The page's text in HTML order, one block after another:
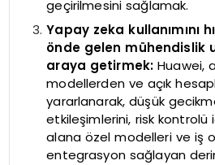
geçirilmesini sağlamak.
Yapay zeka kullanımını
önde gelen mühendislik
araya getirmek: Huawei,
modellerden ve açık
yararlanarak, düşük
etkileşimlerini, risk
alana özel modelleri ve iş
entegrasyon sağlayan